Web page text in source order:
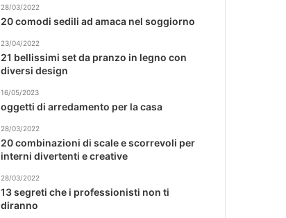
28/03/2022
20 comodi sedili ad amaca nel soggiorno
23/04/2022
21 bellissimi set da pranzo in legno con
diversi design
16/05/2023
oggetti di arredamento per la casa
28/03/2022
20 combinazioni di scale e scorrevoli per
interni divertenti e creative
28/03/2022
13 segreti che i professionisti non ti
diranno